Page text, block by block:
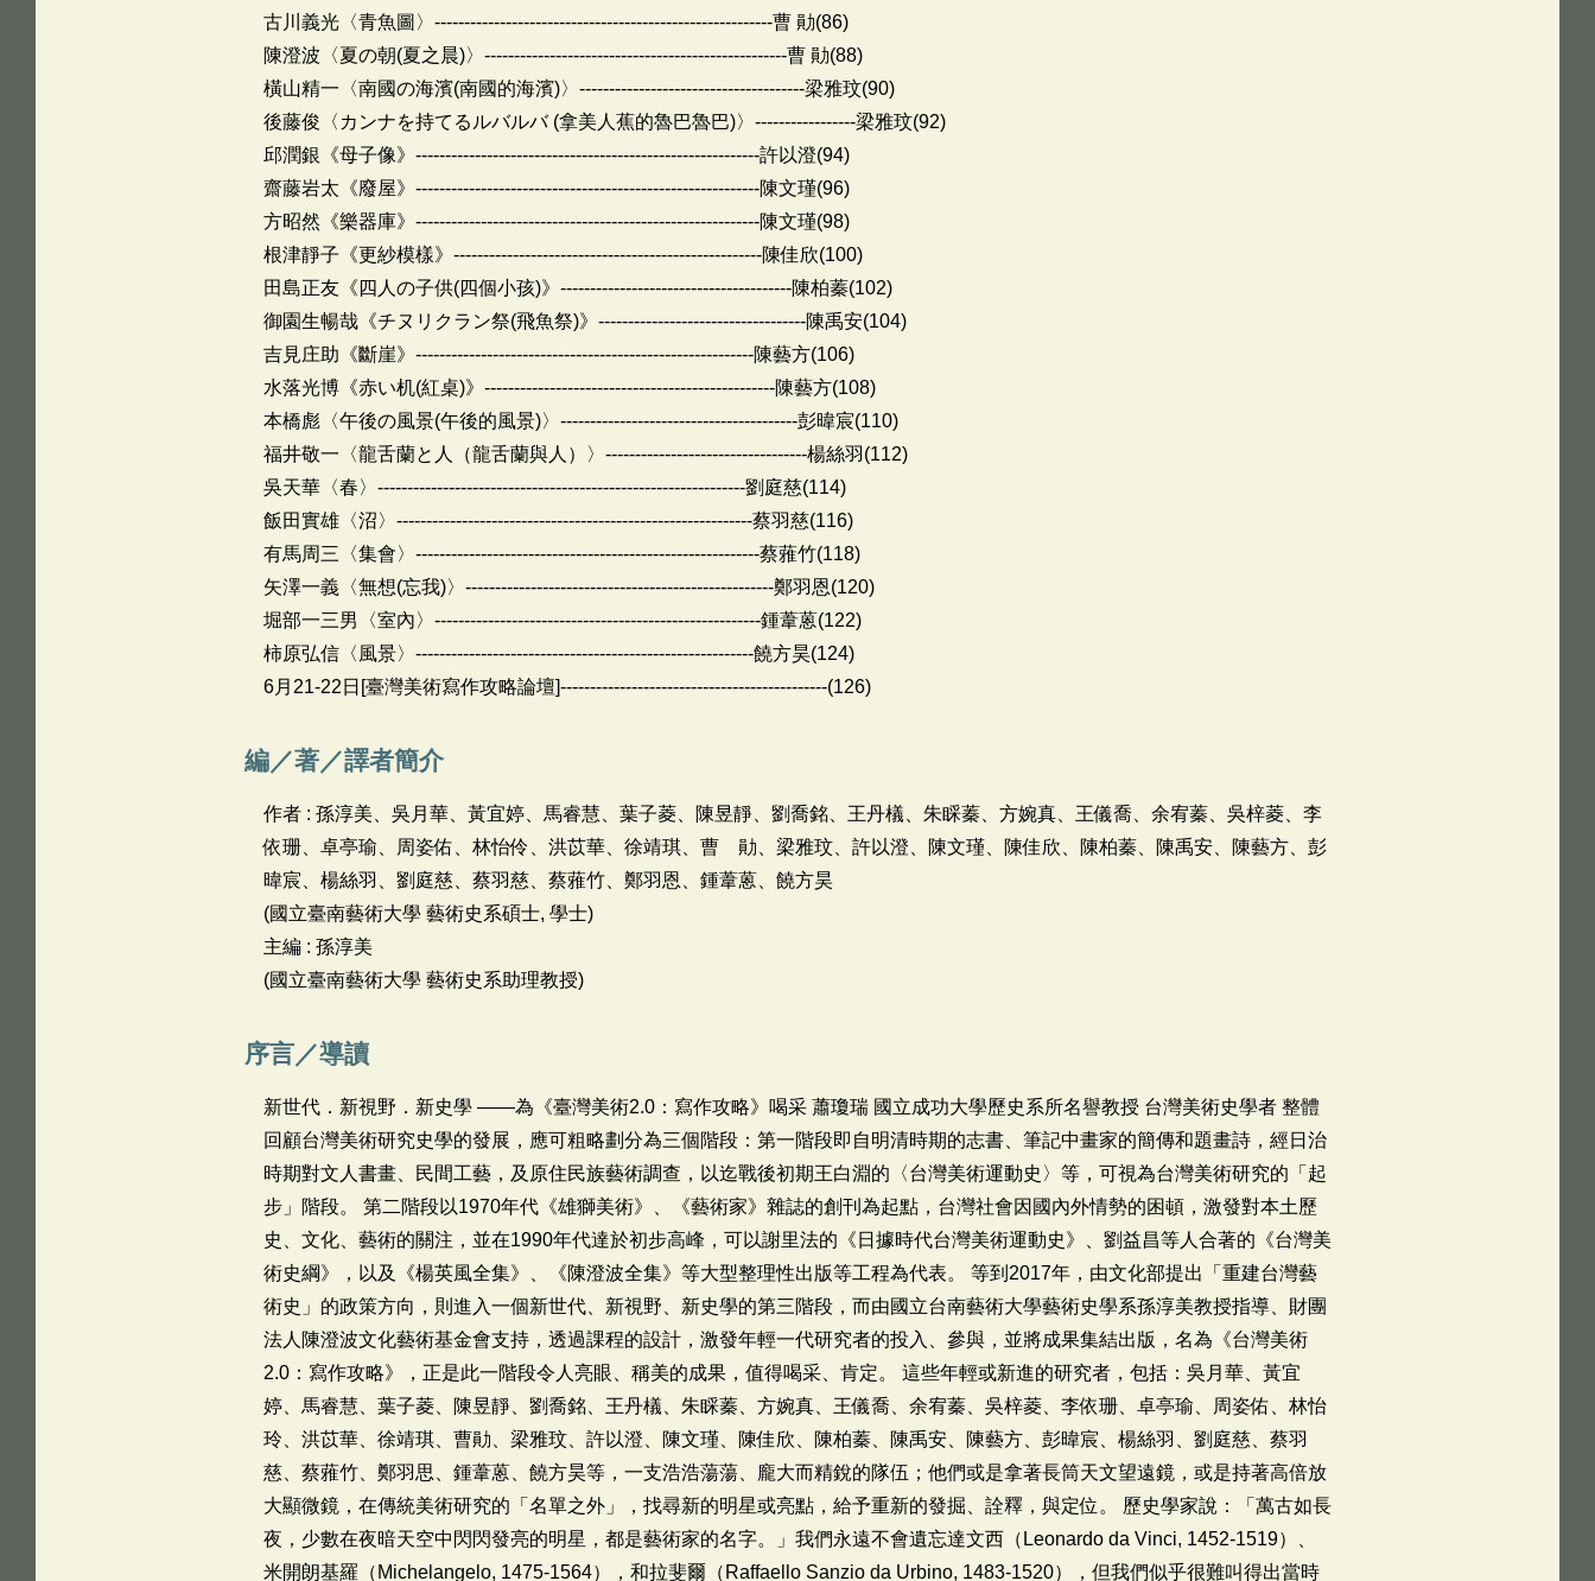
古川義光〈青魚圖〉---------------------------------------------------------曹 勛(86)
陳澄波〈夏の朝(夏之晨)〉---------------------------------------------------曹 勛(88)
橫山精一〈南國の海濱(南國的海濱)〉--------------------------------------梁雅玟(90)
後藤俊〈カンナを持てるルバルバ (拿美人蕉的魯巴魯巴)〉-----------------梁雅玟(92)
邱潤銀《母子像》----------------------------------------------------------許以澄(94)
齋藤岩太《廢屋》----------------------------------------------------------陳文瑾(96)
方昭然《樂器庫》----------------------------------------------------------陳文瑾(98)
根津靜子《更紗模樣》----------------------------------------------------陳佳欣(100)
田島正友《四人の子供(四個小孩)》---------------------------------------陳柏蓁(102)
御園生暢哉《チヌリクラン祭(飛魚祭)》-----------------------------------陳禹安(104)
吉見庄助《斷崖》---------------------------------------------------------陳藝方(106)
水落光博《赤い机(紅桌)》-------------------------------------------------陳藝方(108)
本橋彪〈午後の風景(午後的風景)〉----------------------------------------彭暐宸(110)
福井敬一〈龍舌蘭と人（龍舌蘭與人）〉----------------------------------楊絲羽(112)
吳天華〈春〉--------------------------------------------------------------劉庭慈(114)
飯田實雄〈沼〉------------------------------------------------------------蔡羽慈(116)
有馬周三〈集會〉----------------------------------------------------------蔡蕥竹(118)
矢澤一義〈無想(忘我)〉----------------------------------------------------鄭羽恩(120)
堀部一三男〈室內〉-------------------------------------------------------鍾葦蒽(122)
柿原弘信〈風景〉---------------------------------------------------------饒方昊(124)
6月21-22日[臺灣美術寫作攻略論壇]---------------------------------------------(126)
編／著／譯者簡介
作者 : 孫淳美、吳月華、黃宜婷、馬睿慧、葉子菱、陳昱靜、劉喬銘、王丹檥、朱睬蓁、方婉真、王儀喬、余宥蓁、吳梓菱、李
依珊、卓亭瑜、周姿佑、林怡伶、洪苡華、徐靖琪、曹 勛、梁雅玟、許以澄、陳文瑾、陳佳欣、陳柏蓁、陳禹安、陳藝方、彭
暐宸、楊絲羽、劉庭慈、蔡羽慈、蔡蕥竹、鄭羽恩、鍾葦蒽、饒方昊
(國立臺南藝術大學 藝術史系碩士, 學士)
主編 : 孫淳美
(國立臺南藝術大學 藝術史系助理教授)
序言／導讀
新世代．新視野．新史學 ――為《臺灣美術2.0：寫作攻略》喝采 蕭瓊瑞 國立成功大學歷史系所名譽教授 台灣美術史學者 整體
回顧台灣美術研究史學的發展，應可粗略劃分為三個階段：第一階段即自明清時期的志書、筆記中畫家的簡傳和題畫詩，經日治
時期對文人書畫、民間工藝，及原住民族藝術調查，以迄戰後初期王白淵的〈台灣美術運動史〉等，可視為台灣美術研究的「起
步」階段。 第二階段以1970年代《雄獅美術》、《藝術家》雜誌的創刊為起點，台灣社會因國內外情勢的困頓，激發對本土歷
史、文化、藝術的關注，並在1990年代達於初步高峰，可以謝里法的《日據時代台灣美術運動史》、劉益昌等人合著的《台灣美
術史綱》，以及《楊英風全集》、《陳澄波全集》等大型整理性出版等工程為代表。 等到2017年，由文化部提出「重建台灣藝
術史」的政策方向，則進入一個新世代、新視野、新史學的第三階段，而由國立台南藝術大學藝術史學系孫淳美教授指導、財團
法人陳澄波文化藝術基金會支持，透過課程的設計，激發年輕一代研究者的投入、參與，並將成果集結出版，名為《台灣美術
2.0：寫作攻略》，正是此一階段令人亮眼、稱美的成果，值得喝采、肯定。 這些年輕或新進的研究者，包括：吳月華、黃宜
婷、馬睿慧、葉子菱、陳昱靜、劉喬銘、王丹檥、朱睬蓁、方婉真、王儀喬、余宥蓁、吳梓菱、李依珊、卓亭瑜、周姿佑、林怡
玲、洪苡華、徐靖琪、曹勛、梁雅玟、許以澄、陳文瑾、陳佳欣、陳柏蓁、陳禹安、陳藝方、彭暐宸、楊絲羽、劉庭慈、蔡羽
慈、蔡蕥竹、鄭羽思、鍾葦蒽、饒方昊等，一支浩浩蕩蕩、龐大而精銳的隊伍；他們或是拿著長筒天文望遠鏡，或是持著高倍放
大顯微鏡，在傳統美術研究的「名單之外」，找尋新的明星或亮點，給予重新的發掘、詮釋，與定位。 歷史學家說：「萬古如長
夜，少數在夜暗天空中閃閃發亮的明星，都是藝術家的名字。」我們永遠不會遺忘達文西（Leonardo da Vinci, 1452-1519）、
米開朗基羅（Michelangelo, 1475-1564），和拉斐爾（Raffaello Sanzio da Urbino, 1483-1520），但我們似乎很難叫得出當時